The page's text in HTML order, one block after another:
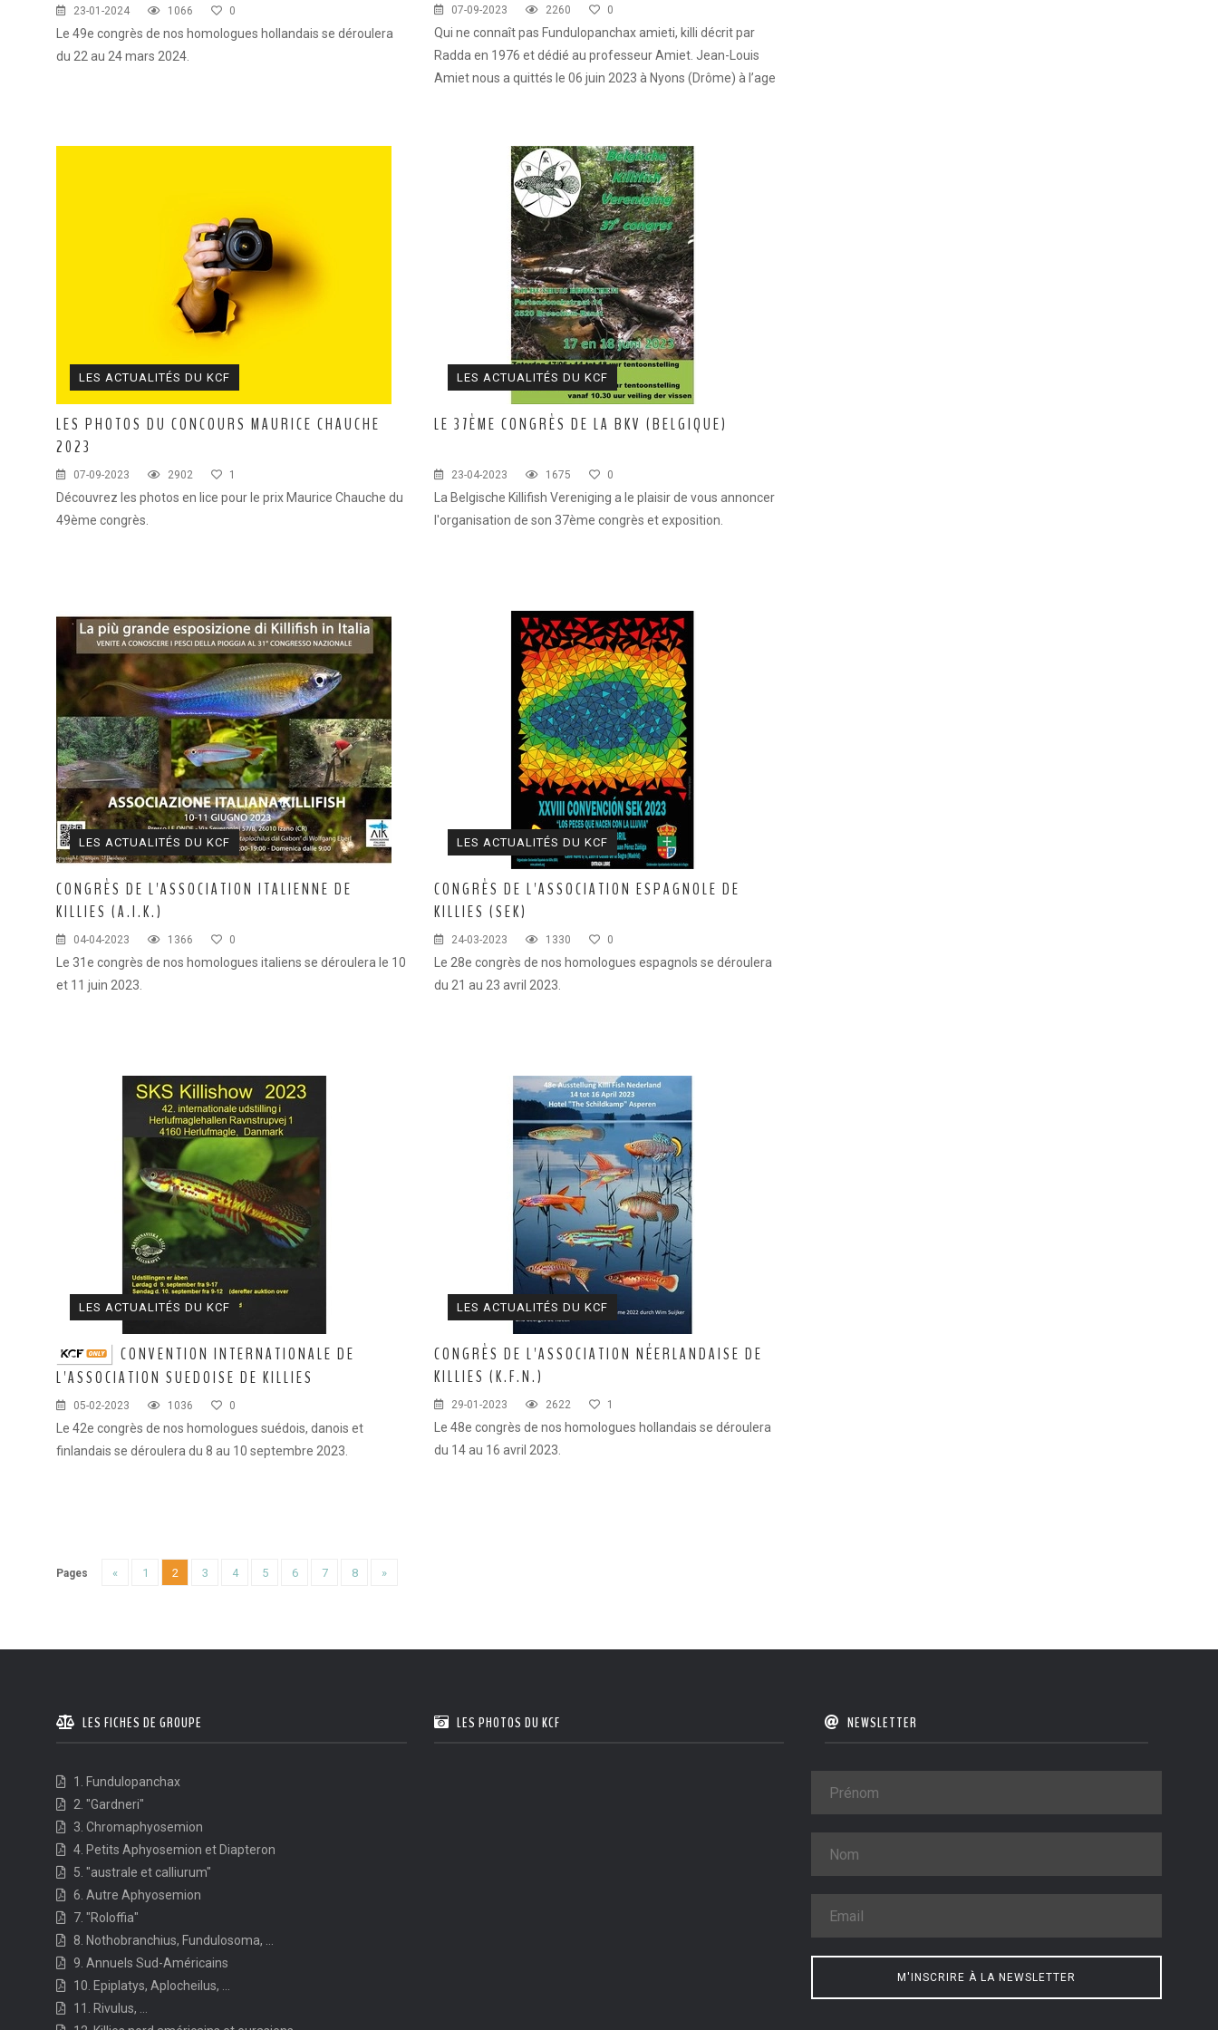
12 sep 2026 KCF ÎLE DE FRANCE :Réunion KCF Ile de France de SeptembreEn savoir +
Congrès de la CZKA 2026
KCF FRANCE :
APK PORTUGAL :
23-01-2024 1066 0
Le 49e congrès de nos homologues hollandais se déroulera
du 22 au 24 mars 2024.
07-09-2023 2260 0
Qui ne connaît pas Fundulopanchax amieti, killi décrit par
Radda en 1976 et dédié au professeur Amiet. Jean-Louis
Amiet nous a quittés le 06 juin 2023 à Nyons (Drôme) à l’age
LES ACTUALITÉS DU KCF
LES PHOTOS DU CONCOURS MAURICE CHAUCHE
2023
07-09-2023 2902 1
Découvrez les photos en lice pour le prix Maurice Chauche du
49ème congrès.
LES ACTUALITÉS DU KCF
LE 37ÈME CONGRÈS DE LA BKV (BELGIQUE)
23-04-2023 1675 0
La Belgische Killifish Vereniging a le plai­sir de vous annoncer
l'organisation de son 37ème congrès et exposition.
LES ACTUALITÉS DU KCF
CONGRÈS DE L'ASSOCIATION ITALIENNE DE
KILLIES (A.I.K.)
04-04-2023 1366 0
Le 31e congrès de nos homologues italiens se déroulera le 10
et 11 juin 2023.
LES ACTUALITÉS DU KCF
CONGRÈS DE L'ASSOCIATION ESPAGNOLE DE
KILLIES (SEK)
24-03-2023 1330 0
Le 28e congrès de nos homologues espagnols se déroulera
du 21 au 23 avril 2023.
LES ACTUALITÉS DU KCF
CONVENTION INTERNATIONALE DE
L'ASSOCIATION SUEDOISE DE KILLIES
05-02-2023 1036 0
Le 42e congrès de nos homologues suédois, danois et
finlandais se déroulera du 8 au 10 septembre 2023.
LES ACTUALITÉS DU KCF
CONGRÈS DE L'ASSOCIATION NÉERLANDAISE DE
KILLIES (K.F.N.)
29-01-2023 2622 1
Le 48e congrès de nos homologues hollandais se déroulera
du 14 au 16 avril 2023.
Pages « 1 2 3 4 5 6 7 8 »
LES FICHES DE GROUPE
1. Fundulopanchax
2. "Gardneri"
3. Chromaphyosemion
4. Petits Aphyosemion et Diapteron
5. "australe et calliurum"
6. Autre Aphyosemion
7. "Roloffia"
8. Nothobranchius, Fundulosoma, ...
9. Annuels Sud-Américains
10. Epiplatys, Aplocheilus, ...
11. Rivulus, ...
LES PHOTOS DU KCF NEWSLETTER
M'INSCRIRE À LA NEWSLETTER